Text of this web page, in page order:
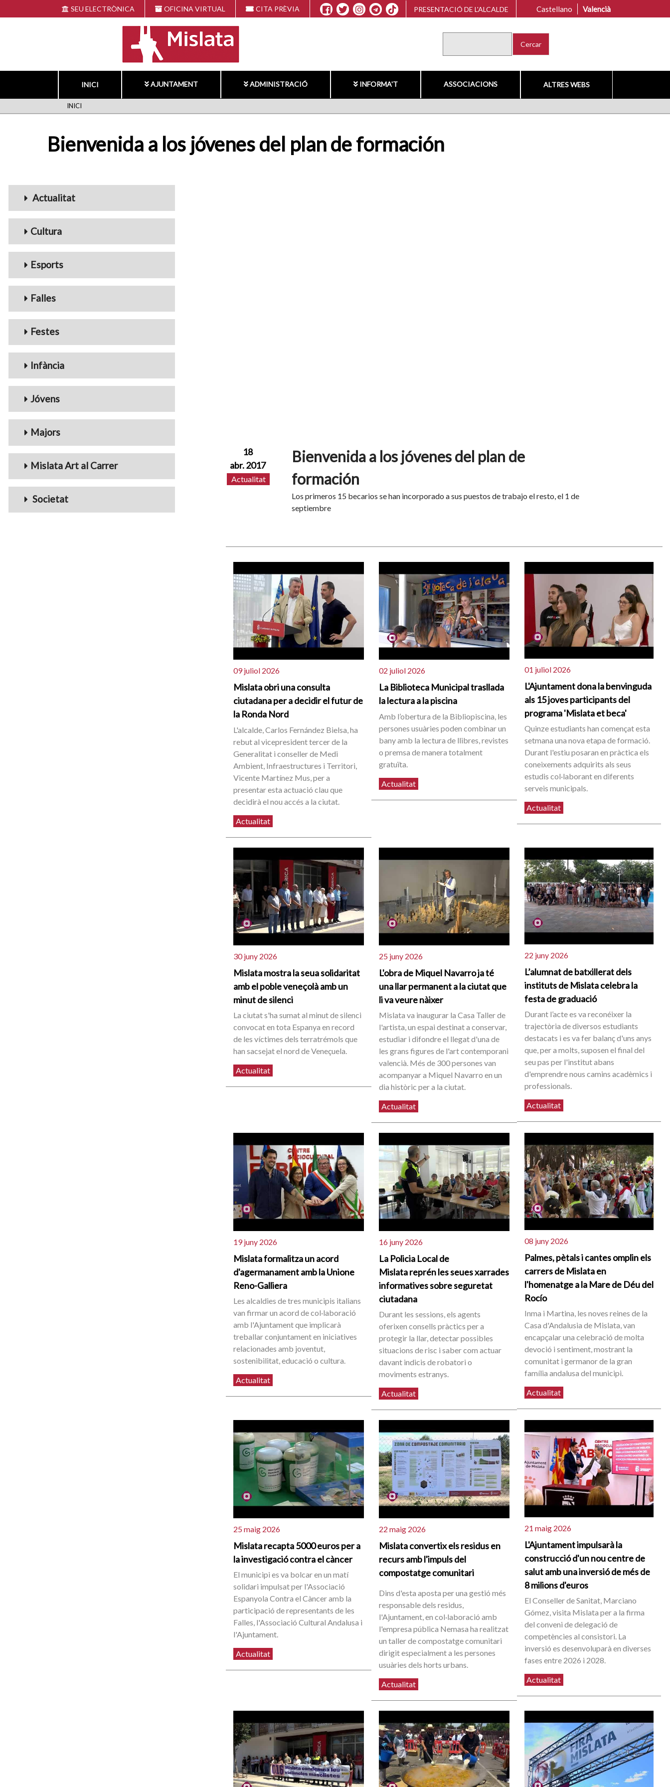
al
SEU ELECTRÒNICA OFICINA VIRTUAL CITA PRÈVIA PRESENTACIÓ DE L'ALCALDE Castellano Valencià
INICI AJUNTAMENT ADMINISTRACIÓ INFORMA'T ASSOCIACIONS ALTRES WEBS
FIL
D'ARIADNA
INICI
Bienvenida a los jóvenes del plan de formación
Menu_Videos
Actualitat
Cultura
Esports
Falles
Festes
Infància
Jóvens
Majors
Mislata Art al Carrer
Societat
18
abr. 2017
Actualitat
Bienvenida a los jóvenes del plan de
formación
Los primeros 15 becarios se han incorporado a sus puestos de trabajo el resto, el 1 de
septiembre
09 juliol 2026
Mislata obri una consulta
ciutadana per a decidir el futur de
la Ronda Nord
L'alcalde, Carlos Fernández Bielsa, ha
rebut al vicepresident tercer de la
Generalitat i conseller de Medi
Ambient, Infraestructures i Territori,
Vicente Martínez Mus, per a
presentar esta actuació clau que
decidirà el nou accés a la ciutat.
Actualitat
02 juliol 2026
La Biblioteca Municipal trasllada
la lectura a la piscina
Amb l’obertura de la Bibliopiscina, les
persones usuàries poden combinar un
bany amb la lectura de llibres, revistes
o premsa de manera totalment
gratuïta.
Actualitat
01 juliol 2026
L'Ajuntament dona la benvinguda
als 15 joves participants del
programa 'Mislata et beca'
Quinze estudiants han començat esta
setmana una nova etapa de formació.
Durant l'estiu posaran en pràctica els
coneixements adquirits als seus
estudis col·laborant en diferents
serveis municipals.
Actualitat
30 juny 2026
Mislata mostra la seua solidaritat
amb el poble veneçolà amb un
minut de silenci
La ciutat s'ha sumat al minut de silenci
convocat en tota Espanya en record
de les víctimes dels terratrémols que
han sacsejat el nord de Veneçuela.
Actualitat
25 juny 2026
L'obra de Miquel Navarro ja té
una llar permanent a la ciutat que
li va veure nàixer
Mislata va inaugurar la Casa Taller de
l'artista, un espai destinat a conservar,
estudiar i difondre el llegat d'una de
les grans figures de l'art contemporani
valencià. Més de 300 persones van
acompanyar a Miquel Navarro en un
dia històric per a la ciutat.
Actualitat
22 juny 2026
L’alumnat de batxillerat dels
instituts de Mislata celebra la
festa de graduació
Durant l’acte es va reconéixer la
trajectòria de diversos estudiants
destacats i es va fer balanç d'uns anys
que, per a molts, suposen el final del
seu pas per l'institut abans
d'emprendre nous camins acadèmics i
professionals.
Actualitat
19 juny 2026
Mislata formalitza un acord
d'agermanament amb la Unione
Reno-Galliera
Les alcaldies de tres municipis italians
van firmar un acord de col·laboració
amb l'Ajuntament que implicarà
treballar conjuntament en iniciatives
relacionades amb joventut,
sostenibilitat, educació o cultura.
Actualitat
16 juny 2026
La Policia Local de
Mislata reprén les seues xarrades
informatives sobre seguretat
ciutadana
Durant les sessions, els agents
oferixen consells pràctics per a
protegir la llar, detectar possibles
situacions de risc i saber com actuar
davant indicis de robatori o
moviments estranys.
Actualitat
08 juny 2026
Palmes, pètals i cantes omplin els
carrers de Mislata en
l'homenatge a la Mare de Déu del
Rocío
Inma i Martina, les noves reines de la
Casa d'Andalusia de Mislata, van
encapçalar una celebració de molta
devoció i sentiment, mostrant la
comunitat i germanor de la gran
família andalusa del municipi.
Actualitat
25 maig 2026
Mislata recapta 5000 euros per a
la investigació contra el càncer
El municipi es va bolcar en un matí
solidari impulsat per l'Associació
Espanyola Contra el Càncer amb la
participació de representants de les
Falles, l'Associació Cultural Andalusa i
l'Ajuntament.
Actualitat
22 maig 2026
Mislata convertix els residus en
recurs amb l'impuls del
compostatge comunitari
Dins d'esta aposta per una gestió més
responsable dels residus,
l'Ajuntament, en col·laboració amb
l'empresa pública Nemasa ha realitzat
un taller de compostatge comunitari
dirigit especialment a les persones
usuàries dels horts urbans.
Actualitat
21 maig 2026
L'Ajuntament impulsarà la
construcció d'un nou centre de
salut amb una inversió de més de
8 milions d'euros
El Conseller de Sanitat, Marciano
Gómez, visita Mislata per a la firma
del conveni de delegació de
competències al consistori. La
inversió es desenvoluparà en diverses
fases entre 2026 i 2028.
Actualitat